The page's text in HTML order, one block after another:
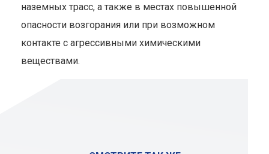
наземных трасс, а также в местах повышенной
опасности возгорания или при возможном
контакте с агрессивными химическими
веществами.